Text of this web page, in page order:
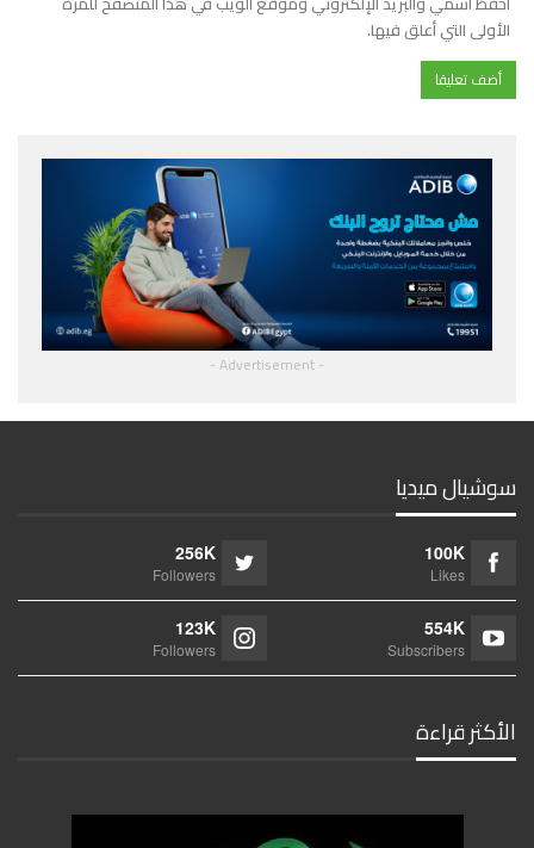
الأولى التي أعلق فيها.
- Advertisement -
سوشيال ميديا
100K
Likes
256K
Followers
554K
Subscribers
123K
Followers
الأكثر قراءة